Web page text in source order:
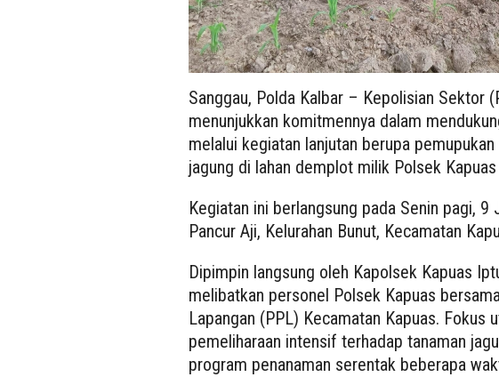
Sanggau, Polda Kalbar – Kepolisian Sektor
menunjukkan komitmennya dalam
melalui kegiatan lanjutan berupa
jagung di lahan demplot milik Polsek
Kegiatan ini berlangsung pada Senin pagi,
Pancur Aji, Kelurahan Bunut, Kecamatan
Dipimpin langsung oleh Kapolsek Kapuas
melibatkan personel Polsek Kapuas
Lapangan (PPL) Kecamatan Kapuas. Fokus
pemeliharaan intensif terhadap tanaman
program penanaman serentak beberapa